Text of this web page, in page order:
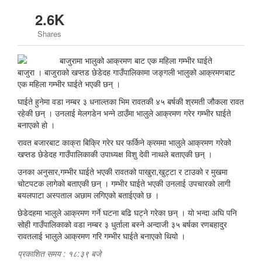
2.6K
Shares
बाजुरा । बाजुराको खप्तड छेडेदह गाउँपालिकामा जङ्गली भालुको आक्रमणबाट
एक महिला गम्भीर घाईते भएकी छन् ।
घाईते हुनेमा वडा नम्बर ३ धनाल्तका भिम रावतकी ४५ बर्षकी श्रमती जौकला रावत
रहेकी छन् । उनलाई मेलगडेन भन्ने ठाउँमा भालुले आक्रमण गरेर गम्भीर घाईते
बनाएको हो ।
रावत बजारबाट काक्रा बिक्रि गरेर घर फर्किने क्रममा भालुले आक्रमण गरेको
खप्तड छेडेदह गाउँपालिकाकी उपाध्यक्ष विशु देवी नाथले बताएकी छन् ।
उनका अनुसार,गम्भीर घाईते भएकी रावतको पाखुरा,खुट्टा र टाउको र मुखमा
चोटपटक लागेको बताएकी छन् । गम्भीर घाईते भएकी उनलाई उपचारको लागी
बयलपाटा अस्पताल अछाम लगिएको बताईएको छ ।
छेडेदहमा भालुले आक्रमण गर्ने घटना बढि घट्ने गरेका छन् । यो भन्दा अघि पनि
सोही गाउँपालिकाको वडा नम्बर ३ धुर्ताला बस्ने अन्दाजी ३५ बर्षका रणबहादुर
रावतलाई भालुले आक्रमण गरि गम्भीर घाईते बनाएको थियो ।
प्रकाशित समय : १८:३९ बजे